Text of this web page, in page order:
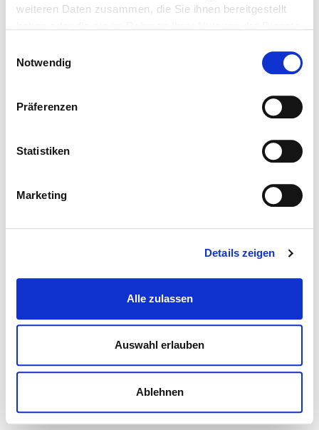
weiteren Daten zusammen, die Sie ihnen bereitgestellt
Notwendig
Präferenzen
Statistiken
Marketing
Details zeigen
Alle zulassen
Auswahl erlauben
Ablehnen